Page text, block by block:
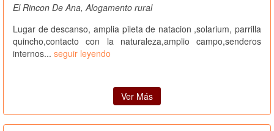
El Rincon De Ana, Alogamento rural
Lugar de descanso, amplia pileta de natacion ,solarium, parrilla
quincho,contacto con la naturaleza,amplio campo,senderos
internos... seguir leyendo
Ver Más